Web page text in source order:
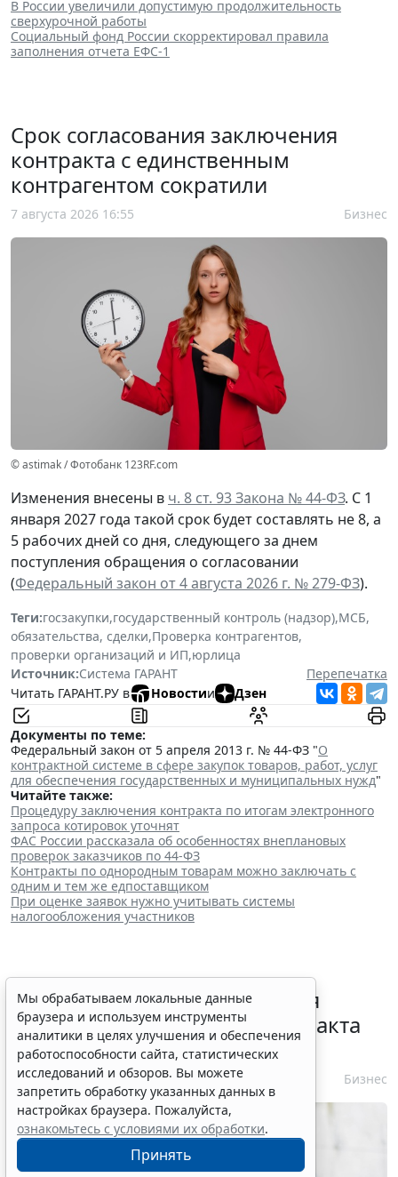
В России увеличили допустимую продолжительность
сверхурочной работы
Социальный фонд России скорректировал правила
заполнения отчета ЕФС-1
Срок согласования заключения
контракта с единственным
контрагентом сократили
7 августа 2026 16:55 Бизнес
© astimak / Фотобанк 123RF.com
Изменения внесены в ч. 8 ст. 93 Закона № 44-ФЗ. С 1
января 2027 года такой срок будет составлять не 8, а
5 рабочих дней со дня, следующего за днем
поступления обращения о согласовании
(Федеральный закон от 4 августа 2026 г. № 279-ФЗ).
Теги:госзакупки,государственный контроль (надзор),МСБ,
обязательства, сделки,Проверка контрагентов,
проверки организаций и ИП,юрлица
Источник:Система ГАРАНТ
Перепечатка
Читать ГАРАНТ.РУ в
Новостии Дзен
Документы по теме:
Федеральный закон от 5 апреля 2013 г. № 44-ФЗ "О
контрактной системе в сфере закупок товаров, работ, услуг
для обеспечения государственных и муниципальных нужд"
Читайте также:
Процедуру заключения контракта по итогам электронного
запроса котировок уточнят
ФАС России рассказала об особенностях внеплановых
проверок заказчиков по 44-ФЗ
Контракты по однородным товарам можно заключать с
одним и тем же едпоставщиком
При оценке заявок нужно учитывать системы
налогообложения участников
Перечень случаев изменения
существенных условий контракта
решили дополнить
7 августа 2026 15:02 Бизнес
Мы обрабатываем локальные данные
браузера и используем инструменты
аналитики в целях улучшения и обеспечения
работоспособности сайта, статистических
исследований и обзоров. Вы можете
запретить обработку указанных данных в
настройках браузера. Пожалуйста,
ознакомьтесь с условиями их обработки.
Принять